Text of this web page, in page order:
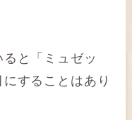
と「ミュゼッ
することはあり